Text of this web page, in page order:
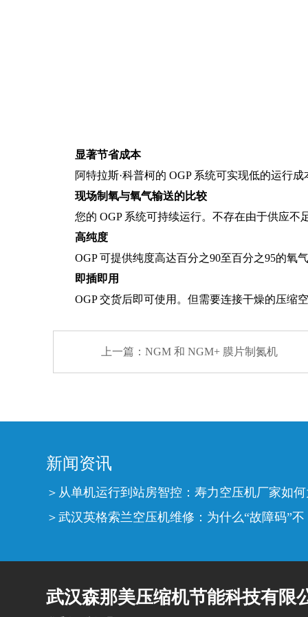
显著节省成本
阿特拉斯·科普柯的 OGP 系统可实现低的运行成
现场制氧与氧气输送的比较
您的 OGP 系统可持续运行。不存在由于供应不
高纯度
OGP 可提供纯度高达百分之90至百分之95的氧
即插即用
OGP 交货后即可使用。但需要连接干燥的压缩
上一篇：NGM 和 NGM+ 膜片制氮机
新闻资讯
从单机运行到站房智控：寿力空压机厂家如
武汉英格索兰空压机维修：为什么“故障码”不
武汉森那美压缩机节能科技有限